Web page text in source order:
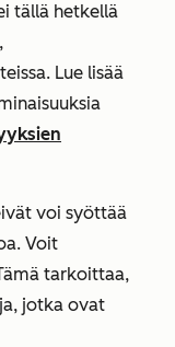
tällä hetkellä
Lue lisää
voi syöttää
Voit
tarkoittaa,
jotka ovat